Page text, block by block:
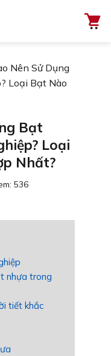
Nên Sử Dụng
Loại Bạt Nào
Bạt
Loại
Nhất?
536
nhựa trong
tiết khắc